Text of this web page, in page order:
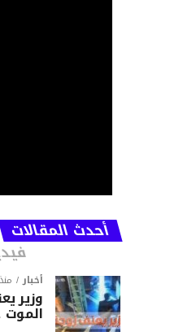
أحدث المقالات
أخبار
وزير
الموت